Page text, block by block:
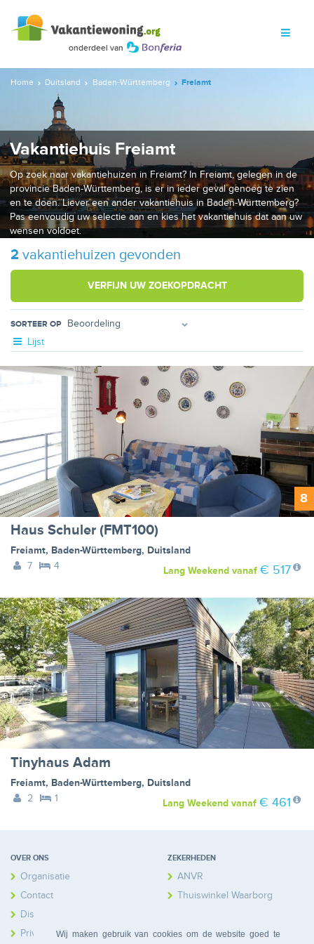
Wij maken gebruik van cookies om de website goed te
Home Duitsland Baden-Württemberg Freiamt
Vakantiehuis Freiamt
Op zoek naar vakantiehuizen in Freiamt? In Freiamt, gelegen in de
provincie Baden-Württemberg, is er in ieder geval genoeg te zien
en te doen. Liever een ander vakantiehuis in Baden-Württemberg?
Pas eenvoudig uw selectie aan en kies het vakantiehuis dat aan uw
wensen voldoet.
2 vakantiehuizen gevonden
VERFIJN UW ZOEKOPDRACHT
SORTEER OP
Lijst
8
Haus Schuler (FMT100)
Freiamt, Baden-Württemberg, Duitsland
7
4 Lang Weekendvanaf € 517
Tinyhaus Adam
Freiamt, Baden-Württemberg, Duitsland
2
1 Lang Weekendvanaf € 461
OVER ONS
Organisatie
Contact
Disclaimer
Privacy
ZEKERHEDEN
ANVR
Thuiswinkel Waarborg